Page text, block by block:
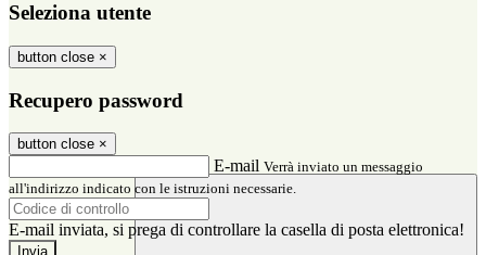
Seleziona utente
button close ×
Recupero password
button close ×
E-mail Verrà inviato un messaggio
all'indirizzo indicato con le istruzioni necessarie.
E-mail inviata, si prega di controllare la casella di posta elettronica!